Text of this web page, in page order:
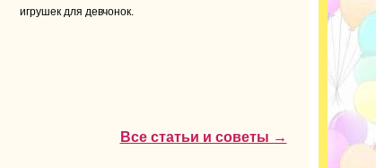
игрушек для девчонок.
Все статьи и советы →